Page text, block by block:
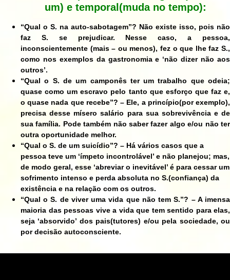
um) e temporal(muda no tempo):
“Qual o S. na auto-sabotagem”? Não existe isso, pois não
faz S. se prejudicar. Nesse caso, a pessoa,
inconscientemente (mais – ou menos), fez o que lhe faz S.,
como nos exemplos da gastronomia e ‘não dizer não aos
outros’.
“Qual o S. de um camponês ter um trabalho que odeia;
quase como um escravo pelo tanto que esforço que faz e,
o quase nada que recebe”? – Ele, a princípio(por exemplo),
precisa desse mísero salário para sua sobrevivência e de
sua família. Pode também não saber fazer algo e/ou não ter
outra oportunidade melhor.
“Qual o S. de um suicídio”? – Há vários casos que a
pessoa teve um ‘ímpeto incontrolável’ e não planejou; mas,
de modo geral, esse ‘abreviar o inevitável’ é para cessar um
sofrimento intenso e perda absoluta no S.(confiança) da
existência e na relação com os outros.
“Qual o S. de viver uma vida que não tem S.”? – A imensa
maioria das pessoas vive a vida que tem sentido para elas,
seja ‘absorvido’ dos pais(tutores) e/ou pela sociedade, ou
por decisão autoconsciente.